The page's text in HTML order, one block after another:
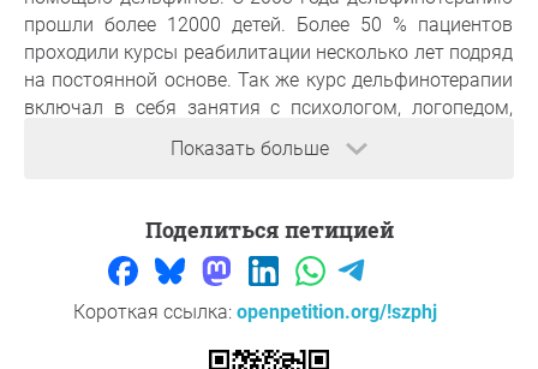
Показать больше
прошли более 12000 детей. Более 50 % пациентов
проходили курсы реабилитации несколько лет подряд
на постоянной основе. Так же курс дельфинотерапии
включал в себя занятия с психологом, логопедом,
под руководством врача реабилитолога
высоким профессионализмом и индивидуальным
подходом к каждому ребенку.
Улучшение состояния детей было подтверждено
медицинскими документами. У детей, после
прохождения курса реабилитации, появлялась речь,
Поделиться петицией
Короткая ссылка: openpetition.org/!szphj